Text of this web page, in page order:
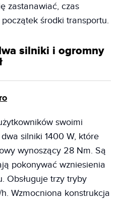
zastanawiać, czas
środki transportu.
silniki i ogromny
swoimi
silniki 1400 W, które
wynoszący 28 Nm. Są
pokonywać wzniesienia
Obsługuje trzy tryby
Wzmocniona konstrukcja